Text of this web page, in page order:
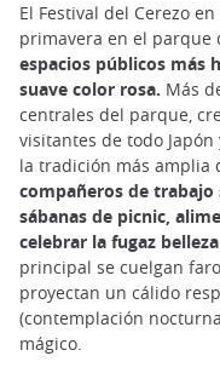
El Festival del Cerezo en
primavera en el parque
espacios públicos más
suave color rosa. Más
centrales del parque,
visitantes de todo
la tradición más amplia
compañeros de trabajo
sábanas de picnic,
celebrar la fugaz
principal se cuelgan
proyectan un cálido
(contemplación
mágico.